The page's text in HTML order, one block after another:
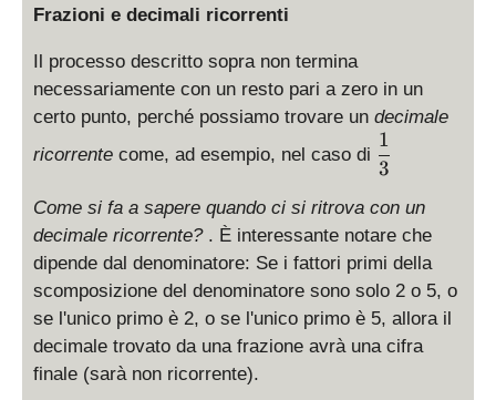
d
t
1
2
1
Frazioni e decimali ricorrenti
Il processo descritto sopra non termina
necessariamente con un resto pari a zero in un
certo punto, perché possiamo trovare un decimale
ricorrente come, ad esempio, nel caso di \
d
s
p
l
a
y
s
3
1
Come si fa a sapere quando ci si ritrova con un
decimale ricorrente? . È interessante notare che
dipende dal denominatore: Se i fattori primi della
scomposizione del denominatore sono solo 2 o 5, o
se l'unico primo è 2, o se l'unico primo è 5, allora il
decimale trovato da una frazione avrà una cifra
finale (sarà non ricorrente).